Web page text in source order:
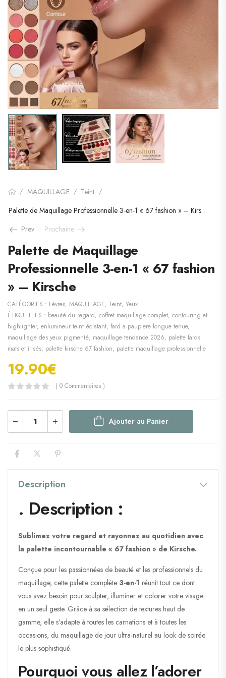
/ MAQUILLAGE / Teint /
Palette de Maquillage Professionnelle 3-en-1 « 67 fashion » – Kirsche
Prev
Prochaine
Palette de Maquillage
Professionnelle 3-en-1 « 67 fashion
» – Kirsche
CATÉGORIES : Lèvres, MAQUILLAGE, Teint, Yeux
ÉTIQUETTES : beauté du regard, coffret maquillage complet, contouring et
highlighter, enlumineur teint éclatant, fard a paupiere longue tenue,
maquillage des yeux pigmenté, maquillage tendance 2026, palette fards
mats et irisés, palette kirsche 67 fashion, palette maquillage professionnelle
19.90€
( 0 Commentaires )
Ajouter au Panier
Description
. Description :
Sublimez votre regard et rayonnez au quotidien avec
la palette incontournable « 67 fashion » de Kirsche.
Conçue pour les passionnées de beauté et les professionnels du
maquillage, cette palette complète 3-en-1 réunit tout ce dont
vous avez besoin pour sculpter, illuminer et colorer votre visage
en un seul geste. Grâce à sa sélection de textures haut de
gamme, elle s’adapte à toutes les carnations et à toutes les
occasions, du maquillage de jour ultra-naturel au look de soirée
le plus sophistiqué.
Pourquoi vous allez l’adorer